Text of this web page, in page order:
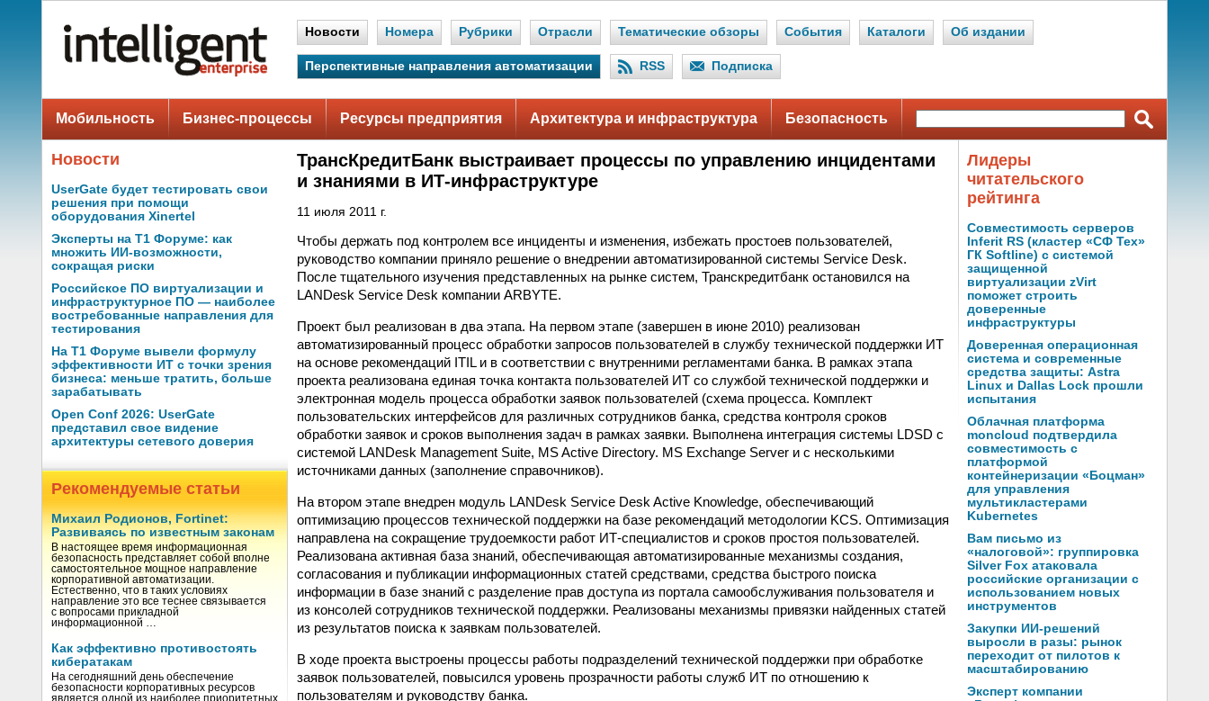
Новости Номера Рубрики Отрасли Тематические обзоры События Каталоги Об издании
Перспективные направления автоматизации RSS Подписка
Мобильность Бизнес-процессы Ресурсы предприятия Архитектура и инфраструктура Безопасность
Новости
UserGate будет тестировать свои
решения при помощи
оборудования Xinertel
Эксперты на Т1 Форуме: как
множить ИИ-возможности,
сокращая риски
Российское ПО виртуализации и
инфраструктурное ПО — наиболее
востребованные направления для
тестирования
На Т1 Форуме вывели формулу
эффективности ИТ с точки зрения
бизнеса: меньше тратить, больше
зарабатывать
Open Conf 2026: UserGate
представил свое видение
архитектуры сетевого доверия
Рекомендуемые статьи
Михаил Родионов, Fortinet:
Развиваясь по известным законам
В настоящее время информационная
безопасность представляет собой вполне
самостоятельное мощное направление
корпоративной автоматизации.
Естественно, что в таких условиях
направление это все теснее связывается
с вопросами прикладной
информационной …
Как эффективно противостоять
кибератакам
На сегодняшний день обеспечение
безопасности корпоративных ресурсов
является одной из наиболее приоритетных
ТрансКредитБанк выстраивает процессы по управлению инцидентами
и знаниями в ИТ-инфраструктуре
11 июля 2011 г.
Чтобы держать под контролем все инциденты и изменения, избежать простоев пользователей,
руководство компании приняло решение о внедрении автоматизированной системы Service Desk.
После тщательного изучения представленных на рынке систем, Транскредитбанк остановился на
LANDesk Service Desk компании ARBYTE.
Проект был реализован в два этапа. На первом этапе (завершен в июне 2010) реализован
автоматизированный процесс обработки запросов пользователей в службу технической поддержки ИТ
на основе рекомендаций ITIL и в соответствии с внутренними регламентами банка. В рамках этапа
проекта реализована единая точка контакта пользователей ИТ со службой технической поддержки и
электронная модель процесса обработки заявок пользователей (схема процесса. Комплект
пользовательских интерфейсов для различных сотрудников банка, средства контроля сроков
обработки заявок и сроков выполнения задач в рамках заявки. Выполнена интеграция системы LDSD с
системой LANDesk Management Suite, MS Active Directory. MS Exchange Server и с несколькими
источниками данных (заполнение справочников).
На втором этапе внедрен модуль LANDesk Service Desk Active Knowledge, обеспечивающий
оптимизацию процессов технической поддержки на базе рекомендаций методологии KCS. Оптимизация
направлена на сокращение трудоемкости работ ИТ-специалистов и сроков простоя пользователей.
Реализована активная база знаний, обеспечивающая автоматизированные механизмы создания,
согласования и публикации информационных статей средствами, средства быстрого поиска
информации в базе знаний с разделение прав доступа из портала самообслуживания пользователя и
из консолей сотрудников технической поддержки. Реализованы механизмы привязки найденных статей
из результатов поиска к заявкам пользователей.
В ходе проекта выстроены процессы работы подразделений технической поддержки при обработке
заявок пользователей, повысился уровень прозрачности работы служб ИТ по отношению к
пользователям и руководству банка.
Лидеры
читательского
рейтинга
Совместимость серверов
Inferit RS (кластер «СФ Тех»
ГК Softline) с системой
защищенной
виртуализации zVirt
поможет строить
доверенные
инфраструктуры
Доверенная операционная
система и современные
средства защиты: Astra
Linux и Dallas Lock прошли
испытания
Облачная платформа
moncloud подтвердила
совместимость с
платформой
контейнеризации «Боцман»
для управления
мультикластерами
Kubernetes
Вам письмо из
«налоговой»: группировка
Silver Fox атаковала
российские организации с
использованием новых
инструментов
Закупки ИИ-решений
выросли в разы: рынок
переходит от пилотов к
масштабированию
Эксперт компании